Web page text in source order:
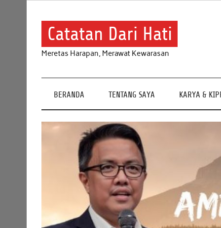
Catatan Dari Hati
Meretas Harapan, Merawat Kewarasan
BERANDA TENTANG SAYA KARYA &